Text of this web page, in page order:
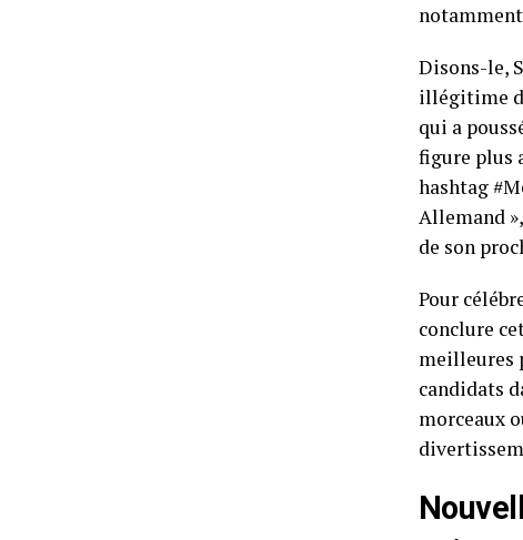
Disons-le,
illégitime
qui a
figure plus
hashtag
Allemand
de son
Pour
conclure
meilleures
candidats
morceaux